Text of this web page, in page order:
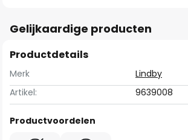
Gelijkaardige producten
Productdetails
Merk
Lindby
Artikel:
9639008
Productvoordelen